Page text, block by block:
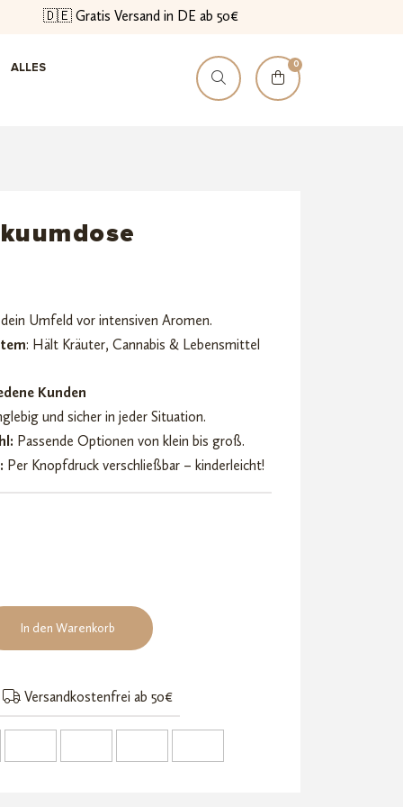
🇩🇪 Gratis Versand in DE ab 50€
ALLES 0
Umfeld vor intensiven Aromen.
: Hält Kräuter, Cannabis & Lebensmittel
Kunden
und sicher in jeder Situation.
Passende Optionen von klein bis groß.
Per Knopfdruck verschließbar – kinderleicht!
In den Warenkorb
Versandkostenfrei ab 50€